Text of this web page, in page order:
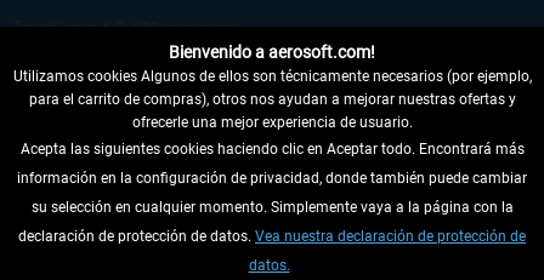
DESISTIR DEL CONTRATO
INFORMACIÓN
Bienvenido a aerosoft.com!
Utilizamos cookies Algunos de ellos son técnicamente necesarios (por ejemplo,
para el carrito de compras), otros nos ayudan a mejorar nuestras ofertas y
ofrecerle una mejor experiencia de usuario.
Acepta las siguientes cookies haciendo clic en Aceptar todo. Encontrará más
información en la configuración de privacidad, donde también puede cambiar
su selección en cualquier momento. Simplemente vaya a la página con la
declaración de protección de datos. Vea nuestra declaración de protección de
datos.